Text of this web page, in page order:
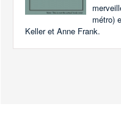
métro)
Keller et Anne Frank.